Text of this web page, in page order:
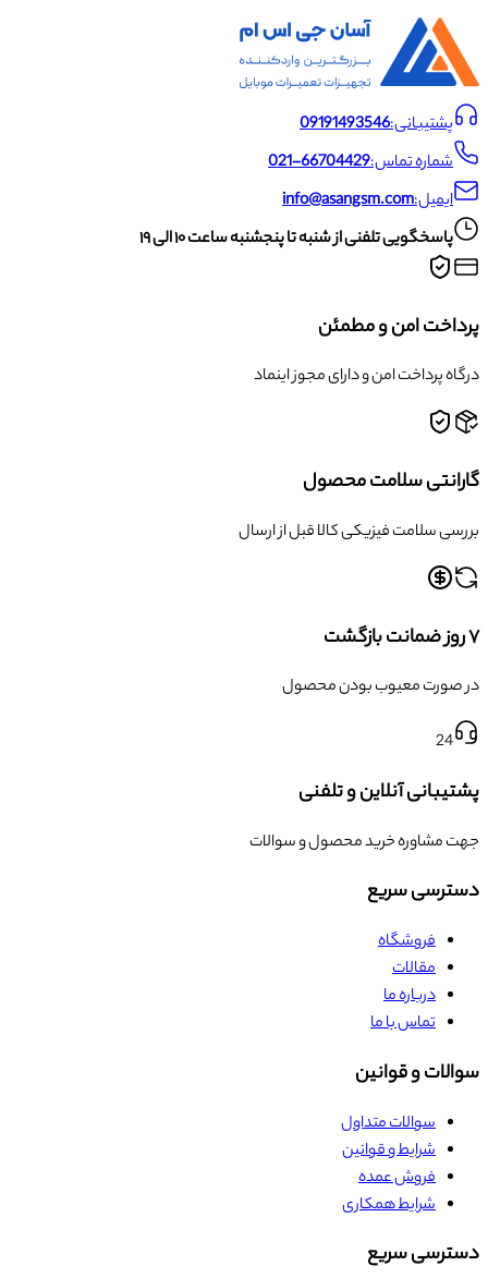
پشتیبانی:09191493546
شماره تماس:021-66704429
ایمیل:info@asangsm.com
پاسخگویی تلفنی از شنبه تا پنجشنبه ساعت ۱۰ الی ۱۹
پرداخت امن و مطمئن
درگاه پرداخت امن و دارای مجوز اینماد
گارانتی سلامت محصول
بررسی سلامت فیزیکی کالا قبل از ارسال
۷ روز ضمانت بازگشت
در صورت معیوب بودن محصول
24
پشتیبانی آنلاین و تلفنی
جهت مشاوره خرید محصول و سوالات
دسترسی سریع
فروشگاه
مقالات
درباره ما
تماس با ما
سوالات و قوانین
سوالات متداول
شرایط و قوانین
فروش عمده
شرایط همکاری
دسترسی سریع